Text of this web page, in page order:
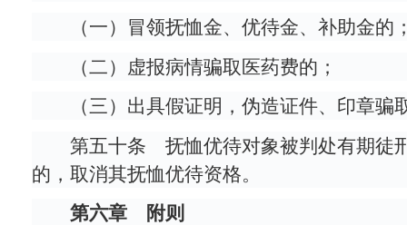
（一）冒领抚恤金、优待金、补助金的
（二）虚报病情骗取医药费的；
（三）出具假证明，伪造证件、印章
第五十条 抚恤优待对象被判处有期徒
的，取消其抚恤优待资格。
第六章 附则